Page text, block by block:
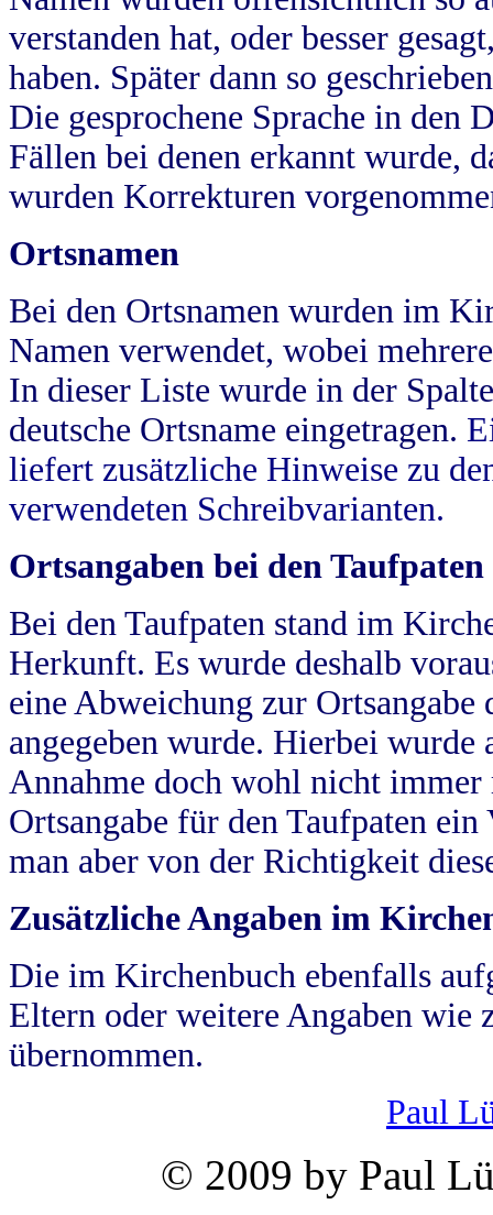
verstanden hat, oder besser
haben. Später dann so
Die gesprochene Sprache in
Fällen bei denen erkannt wurde,
wurden Korrekturen
Ortsnamen
Bei den Ortsnamen wurden im
Namen verwendet, wobei
In dieser Liste wurde in der
deutsche Ortsname eingetragen.
liefert zusätzliche Hinweise zu
verwendeten Schreibvarianten.
Ortsangaben bei den Taufpaten
Bei den Taufpaten stand im
Herkunft. Es wurde deshalb
eine Abweichung zur
angegeben wurde. Hierbei wurde
Annahme doch wohl nicht
Ortsangabe für den Taufpaten
man aber von der Richtigkeit
Zusätzliche Angaben im
Die im Kirchenbuch ebenfalls
Eltern oder weitere Angaben wie
übernommen.
Paul
© 2009 by Paul